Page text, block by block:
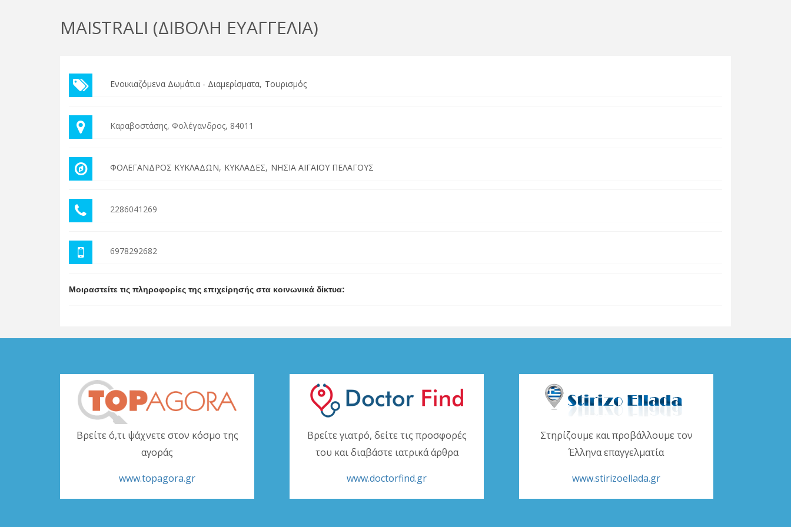
MAISTRALI (ΔΙΒΟΛΗ ΕΥΑΓΓΕΛΙΑ)
Ενοικιαζόμενα Δωμάτια - Διαμερίσματα Τουρισμός
Καραβοστάσης, Φολέγανδρος, 84011
ΦΟΛΕΓΑΝΔΡΟΣ ΚΥΚΛΑΔΩΝ ΚΥΚΛΑΔΕΣ ΝΗΣΙΑ ΑΙΓΑΙΟΥ ΠΕΛΑΓΟΥΣ
2286041269
6978292682
Μοιραστείτε τις πληροφορίες της επιχείρησής στα κοινωνικά δίκτυα:
Βρείτε ό,τι ψάχνετε στον κόσμο της
αγοράς
www.topagora.gr
Βρείτε γιατρό, δείτε τις προσφορές
του και διαβάστε ιατρικά άρθρα
www.doctorfind.gr
Στηρίζουμε και προβάλλουμε τον
Έλληνα επαγγελματία
www.stirizoellada.gr